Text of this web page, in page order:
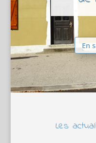
En
Les